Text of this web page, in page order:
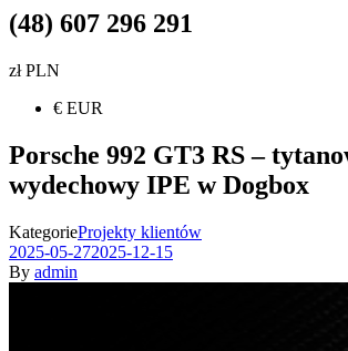
(48) 607 296 291
zł PLN
€ EUR
Porsche 992 GT3 RS –
wydechowy IPE w Dogbox
KategorieProjekty klientów
2025-05-272025-12-15
By admin